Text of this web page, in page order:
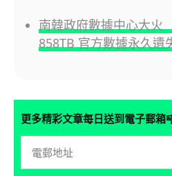
南韓政府數據中心大
858TB 官方數據永久遺
更多精彩文章每日送到電子郵箱